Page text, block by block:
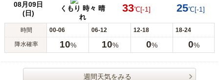
08月09日
(日)
くもり 時々 晴
れ
33℃[-1] 25℃[-1]
時間 00-06 06-12 12-18 18-24
降水確率 10% 10% 0% 0%
週間天気をみる